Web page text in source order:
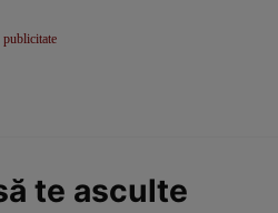
te asculte